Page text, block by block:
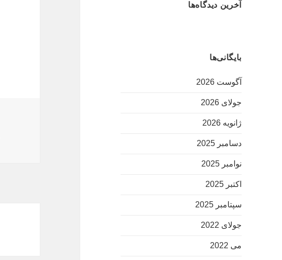
آخرین دیدگاه‌ها
بایگانی‌ها
آگوست 2026
جولای 2026
ژانویه 2026
دسامبر 2025
نوامبر 2025
اکتبر 2025
سپتامبر 2025
جولای 2022
می 2022